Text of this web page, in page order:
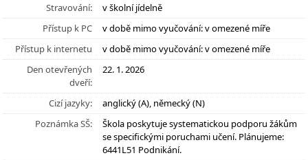
Stravování:
v školní jídelně
Přístup k PC
v době mimo vyučování: v omezené míře
Přístup k internetu
v době mimo vyučování: v omezené míře
Den otevřených
dveří:
22. 1. 2026
Cizí jazyky:
anglický (A), německý (N)
Poznámka SŠ:
Škola poskytuje systematickou podporu žákům
se specifickými poruchami učení. Plánujeme:
6441L51 Podnikání.